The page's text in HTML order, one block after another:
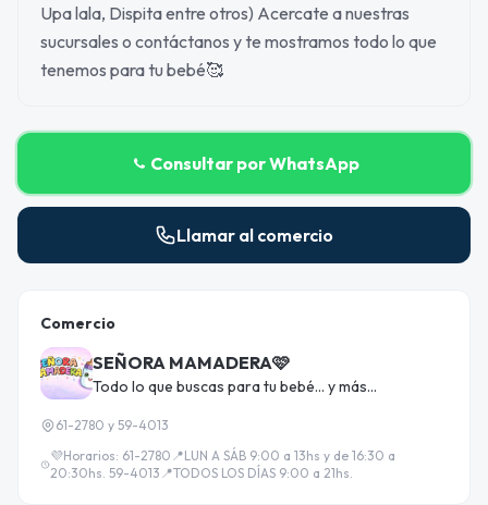
Upa lala, Dispita entre otros) Acercate a nuestras
sucursales o contáctanos y te mostramos todo lo que
tenemos para tu bebé🥰
Consultar por WhatsApp
Llamar al comercio
Comercio
SEÑORA MAMADERA🩷
Todo lo que buscas para tu bebé... y más...
61-2780 y 59-4013
💜Horarios: 61-2780📍LUN A SÁB 9:00 a 13hs y de 16:30 a
20:30hs. 59-4013📍TODOS LOS DÍAS 9:00 a 21hs.